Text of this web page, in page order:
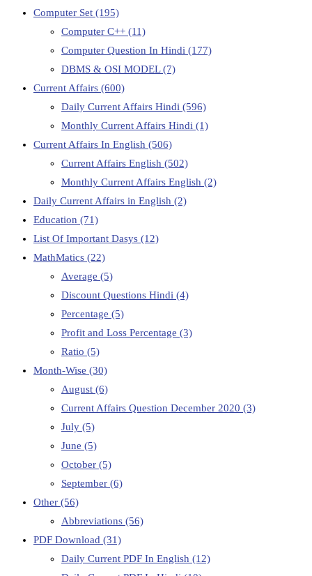
Computer Set (195)
Computer C++ (11)
Computer Question In Hindi (177)
DBMS & OSI MODEL(7)
Current Affairs (600)
Daily Current Affairs Hindi (596)
Monthly Current Affairs Hindi (1)
Current Affairs In English (506)
Current Affairs English (502)
Monthly Current Affairs English (2)
Daily Current Affairs in English (2)
Education (71)
List Of Important Dasys (12)
MathMatics (22)
Average (5)
Discount Questions Hindi (4)
Percentage (5)
Profit and Loss Percentage (3)
Ratio (5)
Month-Wise (30)
August (6)
Current Affairs Question December 2020 (3)
July (5)
June (5)
October (5)
September (6)
Other (56)
Abbreviations (56)
PDF Download (31)
Daily Current PDF In English (12)